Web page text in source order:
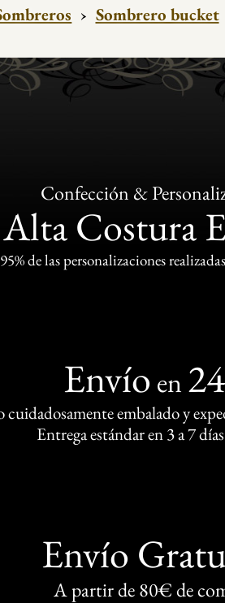
› Sombrero bucket
Confección &
Alta Costura
95% de las personalizaciones
Envío en
cuidadosamente embalado y
Entrega estándar en 3 a 7
Envío
A partir de 80€ de